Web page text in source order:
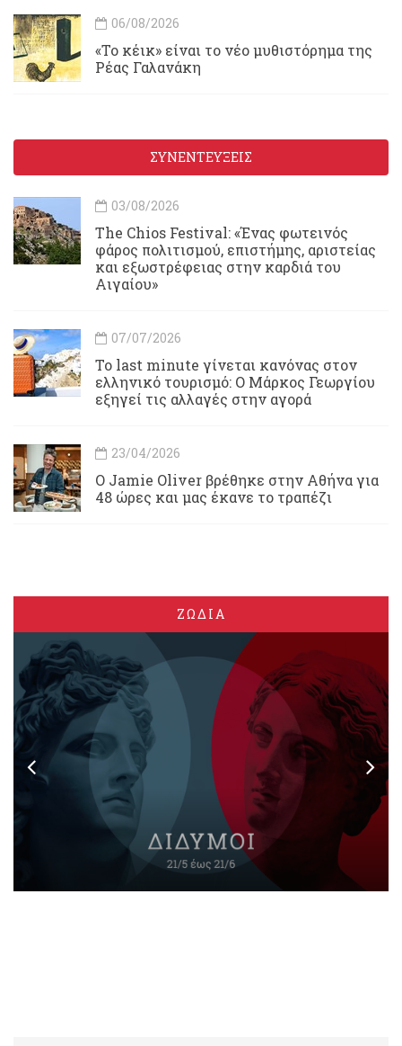
06/08/2026
«Το κέικ» είναι το νέο μυθιστόρημα της
Ρέας Γαλανάκη
ΣΥΝΕΝΤΕΥΞΕΙΣ
03/08/2026
Τhe Chios Festival: «Ένας φωτεινός
φάρος πολιτισμού, επιστήμης, αριστείας
και εξωστρέφειας στην καρδιά του
Αιγαίου»
07/07/2026
Το last minute γίνεται κανόνας στον
ελληνικό τουρισμό: Ο Μάρκος Γεωργίου
εξηγεί τις αλλαγές στην αγορά
23/04/2026
Ο Jamie Oliver βρέθηκε στην Αθήνα για
48 ώρες και μας έκανε το τραπέζι
ΖΩΔΙΑ